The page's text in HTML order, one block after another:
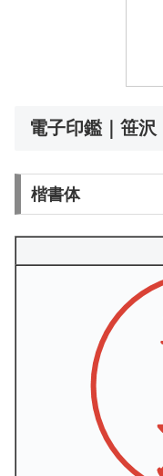
電子印鑑｜笹沢
楷書体